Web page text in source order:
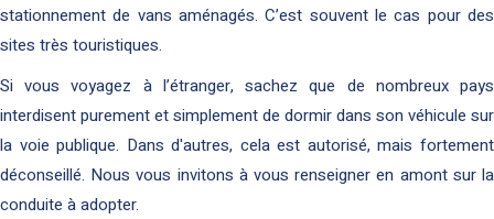
stationnement de vans aménagés. C’est souvent le cas pour des
sites très touristiques.
Si vous voyagez à l’étranger, sachez que de nombreux pays
interdisent purement et simplement de dormir dans son véhicule sur
la voie publique. Dans d'autres, cela est autorisé, mais fortement
déconseillé. Nous vous invitons à vous renseigner en amont sur la
conduite à adopter.